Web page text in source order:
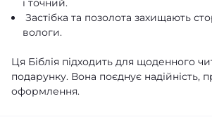
і точний.
Застібка та позолота захищають
вологи.
Ця Біблія підходить для щоденного
подарунку. Вона поєднує надійність,
оформлення.